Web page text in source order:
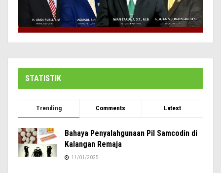
STATISTIK
Trending Comments Latest
Bahaya Penyalahgunaan Pil Samcodin di
Kalangan Remaja
11/01/2025